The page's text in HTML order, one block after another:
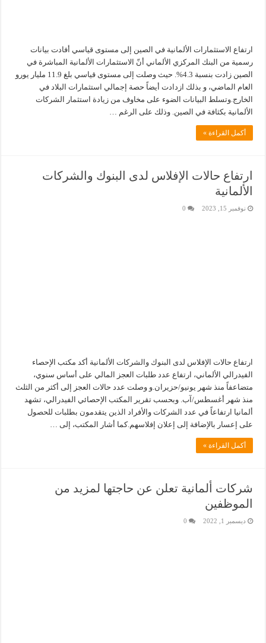
ارتفاع الاستثمارات الألمانية في الصين إلى مستوى قياسي أفادت بيانات
رسمية من البنك المركزي الألماني أنّ الاستثمارات الألمانية المباشرة في
الصين زادت بنسبة 4.3%. حيث وصلت إلى مستوى قياسي بلغ 11.9 مليار يورو
العام الماضي، و بذلك ازدادت أيضاً حصة إجمالي استثمارات البلاد في
الخارج.وتسلط البيانات الضوء على مخاوف من زيادة استثمار الشركات
الألمانية بكثافة في الصين. وذلك على الرغم …
أكمل القراءة »
ارتفاع حالات الإفلاس لدى البنوك والشركات
الألمانية
نوفمبر 15, 2023 0
ارتفاع حالات الإفلاس لدى البنوك والشركات الألمانية أكد مكتب الإحصاء
الفيدرالي الألماني، ارتفاع عدد طلبات العجز المالي على أساس سنوي،
متضاعفاً منذ شهر يونيو/حزيران.و وصلت عدد حالات العجز إلى أكثر من الثلث
منذ شهر أغسطس/آب. وبحسب تقرير المكتب الإحصائي الفيدرالي، تشهد
ألمانيا ارتفاعاً في عدد الشركات والأفراد الذين يتقدمون بطلبات للحصول
على إعسار بالإضافة إلى إعلان إفلاسهم.كما أشار المكتب، إلى …
أكمل القراءة »
شركات ألمانية تعلن عن حاجتها لمزيد من
الموظفين
ديسمبر 1, 2022 0